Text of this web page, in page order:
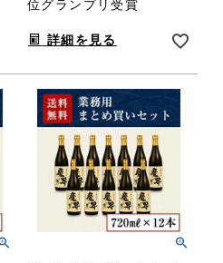
位グランプリ受賞
詳細を見る